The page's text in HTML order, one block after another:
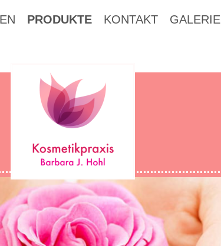
PRODUKTE KONTAKT GALERIE